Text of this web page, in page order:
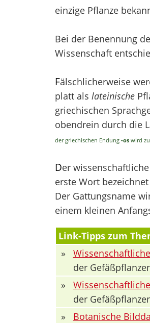
einzige Pflanze
Bei der Benennung
Wissenschaft
Fälschlicherweise
platt als lateinische
griechischen
obendrein durch die
der griechischen Endung -oswird
Der
erste Wort
Der Gattungsname
einem kleinen
Link-Tipps zum
»
der
»
der
»
Botanische